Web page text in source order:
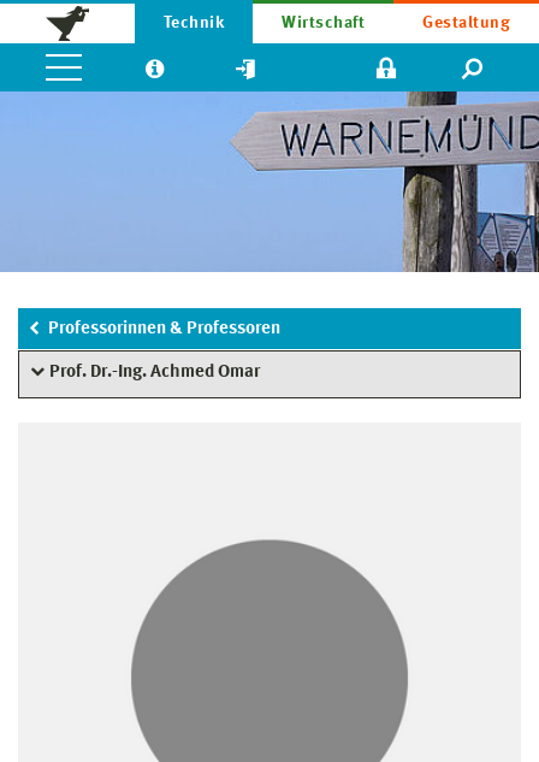
Technik Wirtschaft Gestaltung
Professorinnen & Professoren
Prof. Dr.-Ing. Achmed Omar